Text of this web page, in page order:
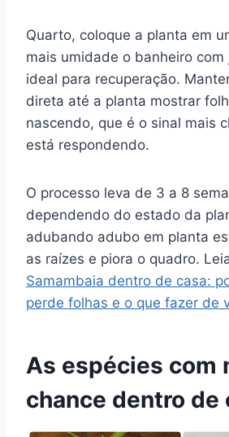
Quarto, coloque a planta em
mais umidade o banheiro com
ideal para recuperação.
direta até a planta mostrar
nascendo, que é o sinal mais
está respondendo.
O processo leva de 3 a 8
dependendo do estado da
adubando adubo em planta
as raízes e piora o quadro.
Samambaia dentro de casa:
perde folhas e o que fazer de
As espécies com
chance dentro de